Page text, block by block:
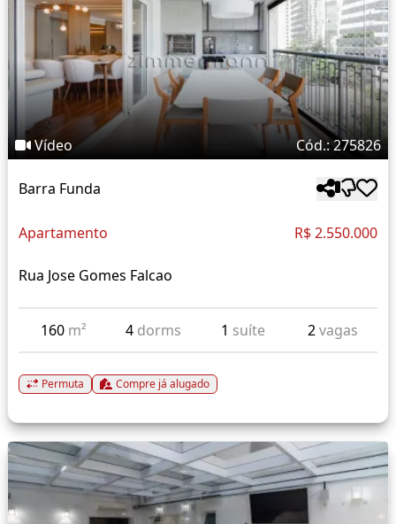
Vídeo Cód.: 275826
Barra Funda
Apartamento R$ 2.550.000
Rua Jose Gomes Falcao
160 m² 4 dorms 1 suíte 2vagas
Permuta Compre já alugado